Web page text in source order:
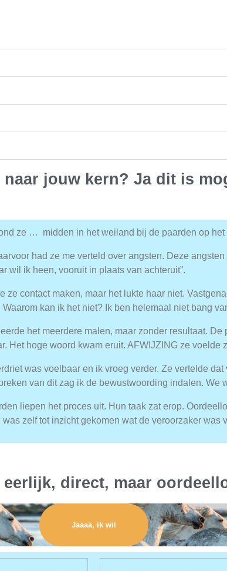
naar jouw kern? Ja dit is
ze … midden in het weiland bij de paarden op het
had ze me verteld over angsten. Deze
wil ik heen, vooruit in plaats van achteruit”.
ze contact maken, maar het lukte haar niet.
Waarom kan ik het niet? Ik ben helemaal niet bang
het meerdere malen, maar zonder resultaat.
Het hoge woord kwam eruit. AFWIJZING ze voelde
was voelbaar en ik vroeg verder. Ze vertelde
van dit zag ik de bewustwoording indalen. We
liepen het proces uit. Hun taak zat erop.
was zelf tot inzicht gekomen wat de veroorzaker was
direct, maar
Jaaaa, ik wil